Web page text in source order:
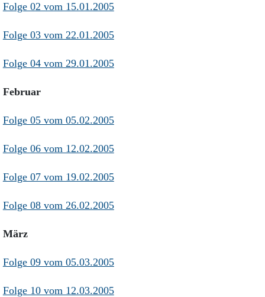
Abonnent werden
Berlin-Brandenburg
Danzig und Westpreußen
Datenschutz
Folge 02 vom 15.01.2005
Folge 03 vom 22.01.2005
Folge 04 vom 29.01.2005
Februar
Folge 05 vom 05.02.2005
Folge 06 vom 12.02.2005
Folge 07 vom 19.02.2005
Folge 08 vom 26.02.2005
März
Folge 09 vom 05.03.2005
Folge 10 vom 12.03.2005